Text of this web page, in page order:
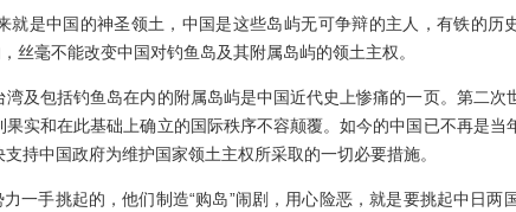
是中国的神圣领土，中国是这些岛屿无可争辩的主人，有铁的历
丝毫不能改变中国对钓鱼岛及其附属岛屿的领土主权。
包括钓鱼岛在内的附属岛屿是中国近代史上惨痛的一页。第二次
实和在此基础上确立的国际秩序不容颠覆。如今的中国已不再是当
持中国政府为维护国家领土主权所采取的一切必要措施。
手挑起的，他们制造“购岛”闹剧，用心险恶，就是要挑起中日两